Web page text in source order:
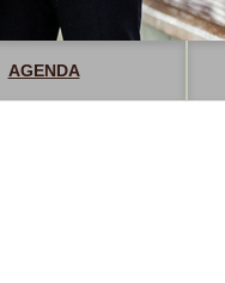
AGENDA